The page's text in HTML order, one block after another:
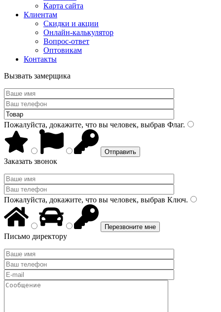
Карта сайта
Клиентам
Скидки и акции
Онлайн-калькулятор
Вопрос-ответ
Оптовикам
Контакты
Вызвать замерщика
Пожалуйста, докажите, что вы человек, выбрав Флаг.
Заказать звонок
Пожалуйста, докажите, что вы человек, выбрав Ключ.
Письмо директору